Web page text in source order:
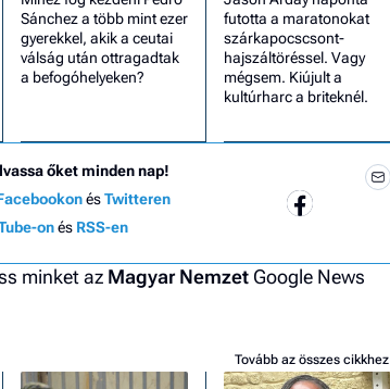
Sánchez a több mint ezer
gyerekkel, akik a ceutai
válság után ottragadtak
a befogóhelyeken?
futotta a maratonokat
szárkapocscsont-
hajszáltöréssel. Vagy
mégsem. Kiújult a
kultúrharc a briteknél.
őket minden nap!
ésTwitteren
onés RSS-en
minket az Magyar NemzetGoogle News
Tovább az összes cikkhez